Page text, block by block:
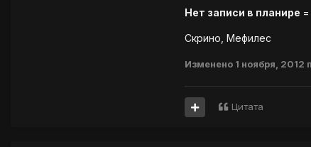
Нет записи в планире
Скрино, Мефилес
Изменено 1 ноября, 2012
Цитата